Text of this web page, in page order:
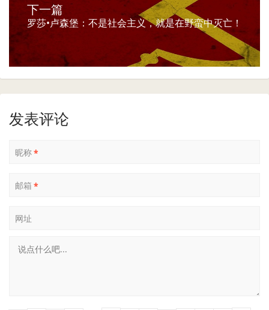
下一篇
罗莎•卢森堡：不是社会主义，就是在野蛮中灭亡！
发表评论
昵称*
邮箱 *
网址